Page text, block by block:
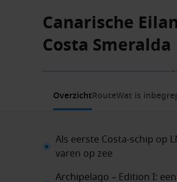
Canarische
Costa Smeralda
1 / 8
OverzichtRouteWat is
Als eerste Costa-schip op
varen op zee
Archipelago – Edition I: